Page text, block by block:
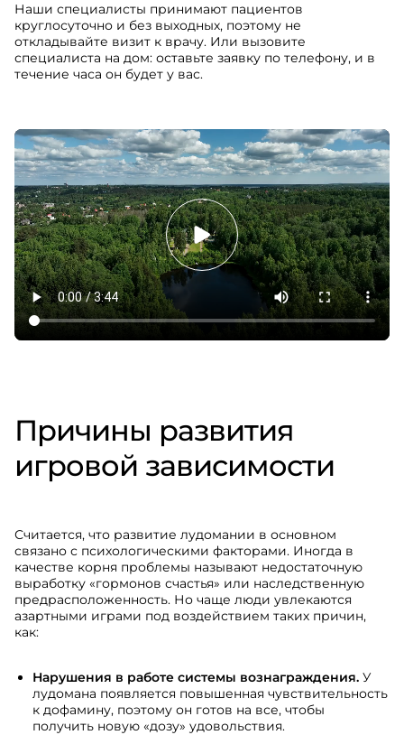
Наши специалисты принимают пациентов
круглосуточно и без выходных, поэтому не
откладывайте визит к врачу. Или вызовите
специалиста на дом: оставьте заявку по телефону, и в
течение часа он будет у вас.
Причины развития
игровой зависимости
Считается, что развитие лудомании в основном
связано с психологическими факторами. Иногда в
качестве корня проблемы называют недостаточную
выработку «гормонов счастья» или наследственную
предрасположенность. Но чаще люди увлекаются
азартными играми под воздействием таких причин,
как:
Нарушения в работе системы вознаграждения. У
лудомана появляется повышенная чувствительность
к дофамину, поэтому он готов на все, чтобы
получить новую «дозу» удовольствия.